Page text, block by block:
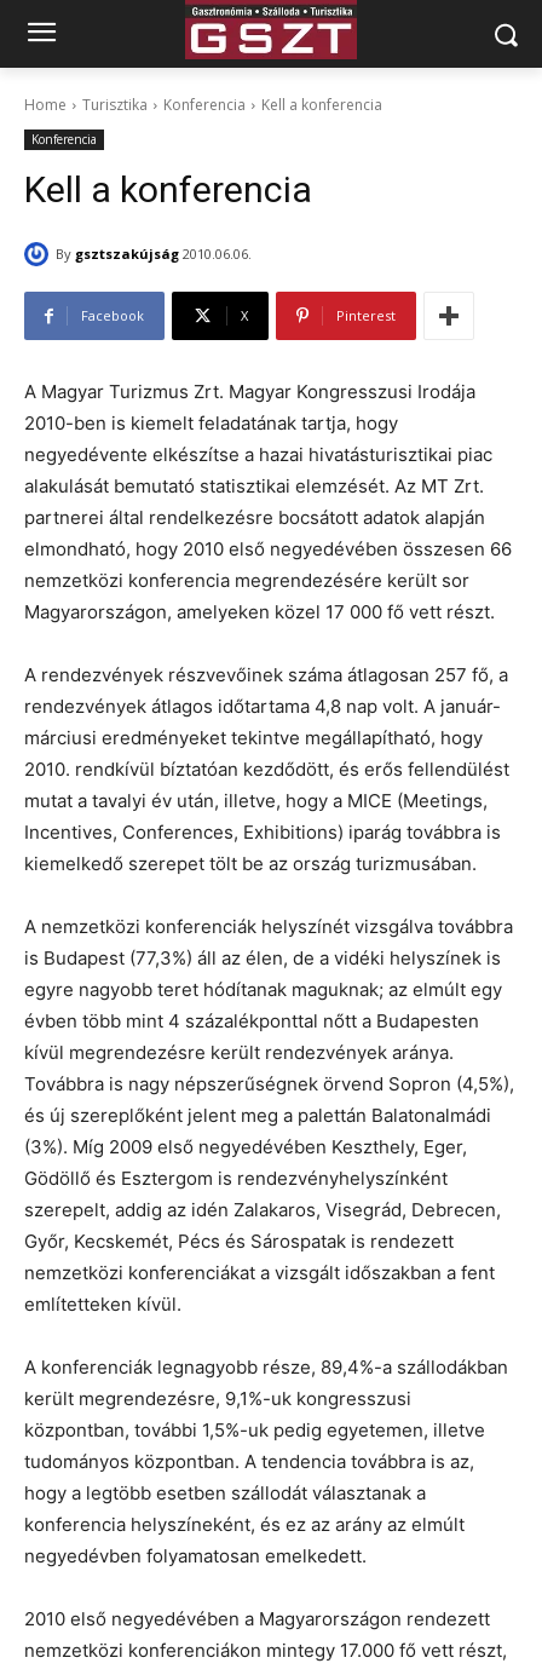
Home Turisztika Konferencia Kell a konferencia
Konferencia
Kell a konferencia
By gsztszakújság 2010.06.06.
Facebook X Pinterest
A Magyar Turizmus Zrt. Magyar Kongresszusi Irodája
2010-ben is kiemelt feladatának tartja, hogy
negyedévente elkészítse a hazai hivatásturisztikai piac
alakulását bemutató statisztikai elemzését. Az MT Zrt.
partnerei által rendelkezésre bocsátott adatok alapján
elmondható, hogy 2010 első negyedévében összesen 66
nemzetközi konferencia megrendezésére került sor
Magyarországon, amelyeken közel 17 000 fő vett részt.
A rendezvények részvevőinek száma átlagosan 257 fő, a
rendezvények átlagos időtartama 4,8 nap volt. A január-
márciusi eredményeket tekintve megállapítható, hogy
2010. rendkívül bíztatóan kezdődött, és erős fellendülést
mutat a tavalyi év után, illetve, hogy a MICE (Meetings,
Incentives, Conferences, Exhibitions) iparág továbbra is
kiemelkedő szerepet tölt be az ország turizmusában.
A nemzetközi konferenciák helyszínét vizsgálva továbbra
is Budapest (77,3%) áll az élen, de a vidéki helyszínek is
egyre nagyobb teret hódítanak maguknak; az elmúlt egy
évben több mint 4 százalékponttal nőtt a Budapesten
kívül megrendezésre került rendezvények aránya.
Továbbra is nagy népszerűségnek örvend Sopron (4,5%),
és új szereplőként jelent meg a palettán Balatonalmádi
(3%). Míg 2009 első negyedévében Keszthely, Eger,
Gödöllő és Esztergom is rendezvényhelyszínként
szerepelt, addig az idén Zalakaros, Visegrád, Debrecen,
Győr, Kecskemét, Pécs és Sárospatak is rendezett
nemzetközi konferenciákat a vizsgált időszakban a fent
említetteken kívül.
A konferenciák legnagyobb része, 89,4%-a szállodákban
került megrendezésre, 9,1%-uk kongresszusi
központban, további 1,5%-uk pedig egyetemen, illetve
tudományos központban. A tendencia továbbra is az,
hogy a legtöbb esetben szállodát választanak a
konferencia helyszíneként, és ez az arány az elmúlt
negyedévben folyamatosan emelkedett.
2010 első negyedévében a Magyarországon rendezett
nemzetközi konferenciákon mintegy 17.000 fő vett részt,